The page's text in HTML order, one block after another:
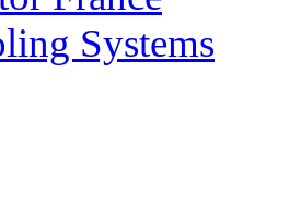
Systems